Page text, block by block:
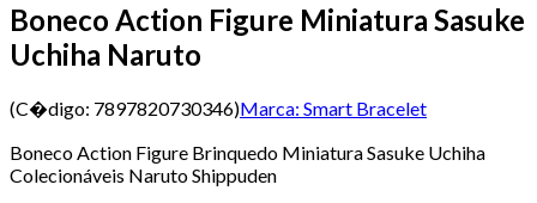
Boneco Action Figure Miniatura Sasuke
Uchiha Naruto
(C�digo: 7897820730346)Marca: Smart Bracelet
Boneco Action Figure Brinquedo Miniatura Sasuke Uchiha
Colecionáveis Naruto Shippuden